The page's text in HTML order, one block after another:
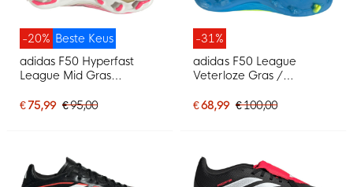
Beste Keus
-20%
adidas F50 Hyperfast
League Mid Gras
Felroze Zwart Goud Wit
€ 75,99 € 95,00
-31%
adidas F50 League
Veterloze Gras /
Voetbalschoenen (MG)
€ 68,99 € 100,00